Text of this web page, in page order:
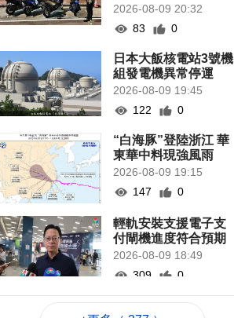
2026-08-09 20:32
83
0
日本大飯核電站3號機
組發電機異常停運
2026-08-09 19:45
122
0
“白海豚”登陸浙江 華
東華中料現強風雨
2026-08-09 19:15
147
0
輕軌安裝支援電子支
付閘機進度符合預期
2026-08-09 18:49
309
0